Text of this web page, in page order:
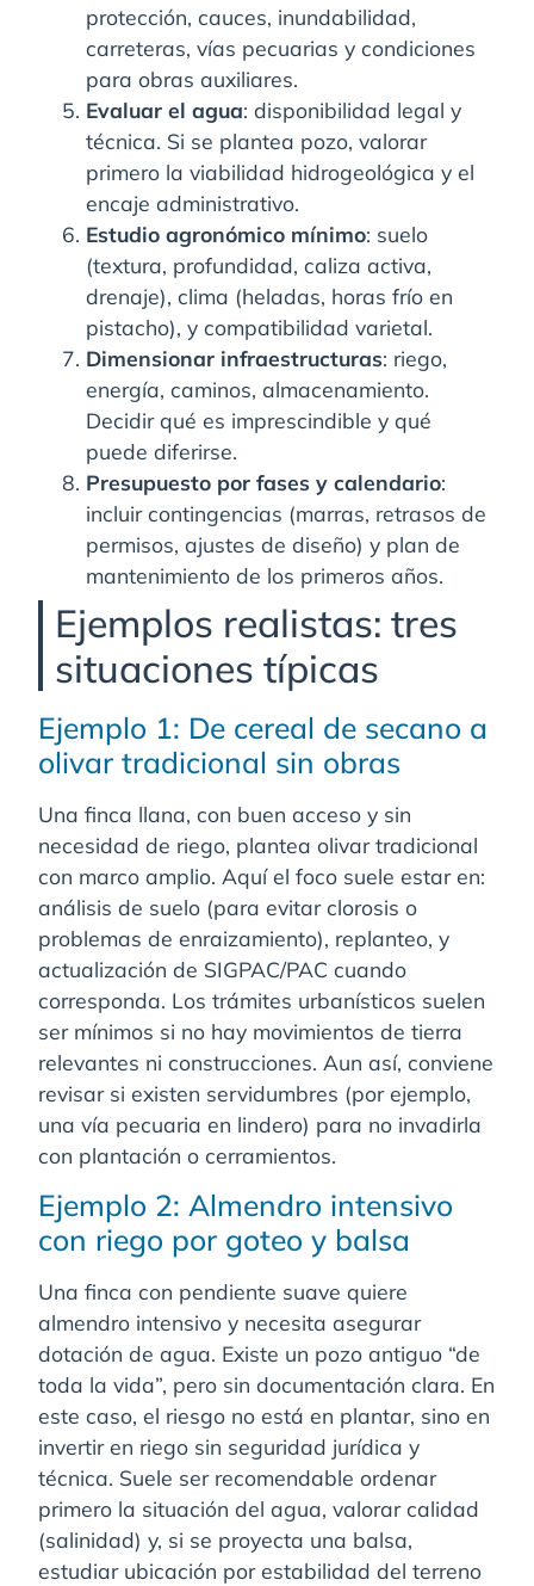
protección, cauces, inundabilidad,
carreteras, vías pecuarias y condiciones
para obras auxiliares.
Evaluar el agua: disponibilidad legal y
técnica. Si se plantea pozo, valorar
primero la viabilidad hidrogeológica y el
encaje administrativo.
Estudio agronómico mínimo: suelo
(textura, profundidad, caliza activa,
drenaje), clima (heladas, horas frío en
pistacho), y compatibilidad varietal.
Dimensionar infraestructuras: riego,
energía, caminos, almacenamiento.
Decidir qué es imprescindible y qué
puede diferirse.
Presupuesto por fases y calendario:
incluir contingencias (marras, retrasos de
permisos, ajustes de diseño) y plan de
mantenimiento de los primeros años.
Ejemplos realistas: tres
situaciones típicas
Ejemplo 1: De cereal de secano a
olivar tradicional sin obras
Una finca llana, con buen acceso y sin
necesidad de riego, plantea olivar tradicional
con marco amplio. Aquí el foco suele estar en:
análisis de suelo (para evitar clorosis o
problemas de enraizamiento), replanteo, y
actualización de SIGPAC/PAC cuando
corresponda. Los trámites urbanísticos suelen
ser mínimos si no hay movimientos de tierra
relevantes ni construcciones. Aun así, conviene
revisar si existen servidumbres (por ejemplo,
una vía pecuaria en lindero) para no invadirla
con plantación o cerramientos.
Ejemplo 2: Almendro intensivo
con riego por goteo y balsa
Una finca con pendiente suave quiere
almendro intensivo y necesita asegurar
dotación de agua. Existe un pozo antiguo “de
toda la vida”, pero sin documentación clara. En
este caso, el riesgo no está en plantar, sino en
invertir en riego sin seguridad jurídica y
técnica. Suele ser recomendable ordenar
primero la situación del agua, valorar calidad
(salinidad) y, si se proyecta una balsa,
estudiar ubicación por estabilidad del terreno